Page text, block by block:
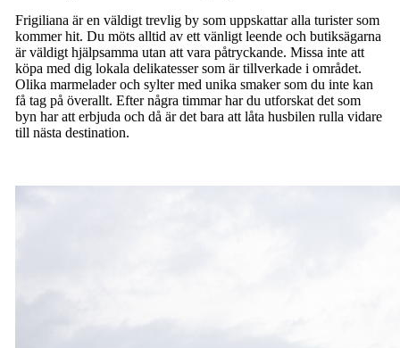
Frigiliana är en väldigt trevlig by som uppskattar alla turister som
kommer hit. Du möts alltid av ett vänligt leende och butiksägarna
är väldigt hjälpsamma utan att vara påtryckande. Missa inte att
köpa med dig lokala delikatesser som är tillverkade i området.
Olika marmelader och sylter med unika smaker som du inte kan
få tag på överallt. Efter några timmar har du utforskat det som
byn har att erbjuda och då är det bara att låta husbilen rulla vidare
till nästa destination.